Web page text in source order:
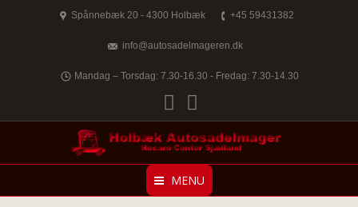
Spånnebæk 20 - 4300 Holbæk +45 59431382
info@autosadelmageren.dk
Mandag – Torsdag: 7.30-16.30 - Fredag: 7.30-14.30
Facebook
MENU